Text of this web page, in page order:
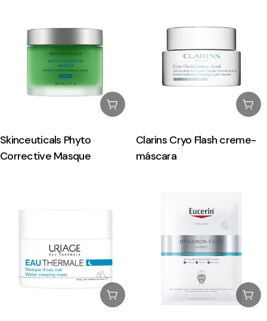
Esgotado
Skinceuticals Phyto
Corrective Masque
Clarins Cryo Flash creme-
máscara
Esgotado